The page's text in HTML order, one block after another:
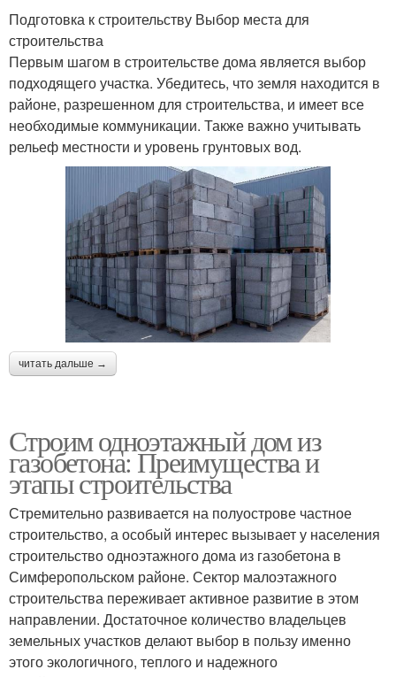
Подготовка к строительству Выбор места для
строительства
Первым шагом в строительстве дома является выбор
подходящего участка. Убедитесь, что земля находится в
районе, разрешенном для строительства, и имеет все
необходимые коммуникации. Также важно учитывать
рельеф местности и уровень грунтовых вод.
читать дальше →
Строим одноэтажный дом из
газобетона: Преимущества и
этапы строительства
Стремительно развивается на полуострове частное
строительство, а особый интерес вызывает у населения
строительство одноэтажного дома из газобетона в
Симферопольском районе. Сектор малоэтажного
строительства переживает активное развитие в этом
направлении. Достаточное количество владельцев
земельных участков делают выбор в пользу именно
этого экологичного, теплого и надежного